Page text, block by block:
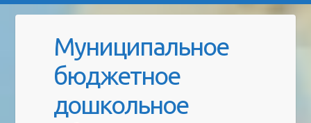
Муниципальное
бюджетное
дошкольное